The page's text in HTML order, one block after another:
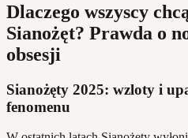
Dlaczego wszyscy
Sianożęt? Prawda o
obsesji
Sianożęty 2025: wzloty i
fenomenu